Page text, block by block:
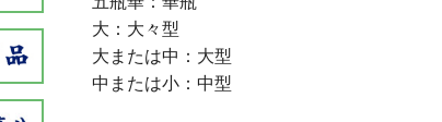
大：大々型
大または中：大型
中または小：中型